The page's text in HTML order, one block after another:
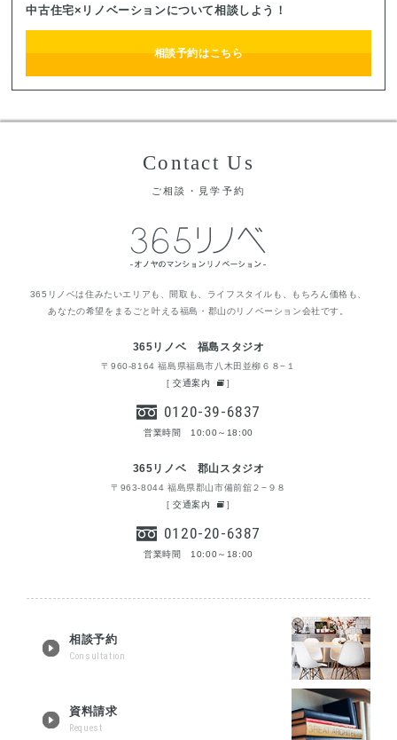
中古住宅×リノベーションについて相談しよう！
相談予約はこちら
Contact Us
ご相談・見学予約
365リノベは住みたいエリアも、間取も、ライフスタイルも、もちろん価格も、
あなたの希望をまるごと叶える福島・郡山のリノベーション会社です。
365リノベ 福島スタジオ
〒960-8164 福島県福島市八木田並柳６８−１
[交通案内 ]
0120-39-6837
営業時間 10:00～18:00
365リノベ 郡山スタジオ
〒963-8044 福島県郡山市備前舘２−９８
[交通案内 ]
0120-20-6387
営業時間 10:00～18:00
相談予約
Consultation
資料請求
Request